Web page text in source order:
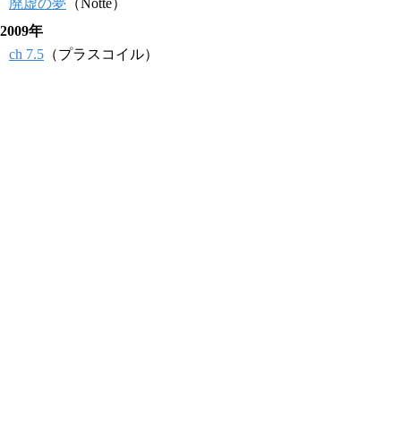
廃虚の夢 （Notte）
2009年
ch 7.5 （プラスコイル）